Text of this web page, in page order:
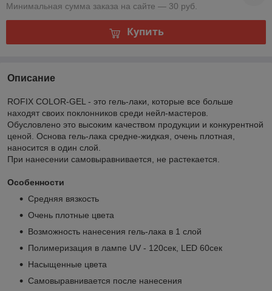
Минимальная сумма заказа на сайте — 30 руб.
Купить
Описание
ROFIX COLOR-GEL - это гель-лаки, которые все больше
находят своих поклонников среди нейл-мастеров.
Обусловлено это высоким качеством продукции и конкурентной
ценой. Основа гель-лака средне-жидкая, очень плотная,
наносится в один слой.
При нанесении самовыравнивается, не растекается.
Особенности
Средняя вязкость
Очень плотные цвета
Возможность нанесения гель-лака в 1 слой
Полимеризация в лампе UV - 120сек, LED 60сек
Насыщенные цвета
Самовыравнивается после нанесения